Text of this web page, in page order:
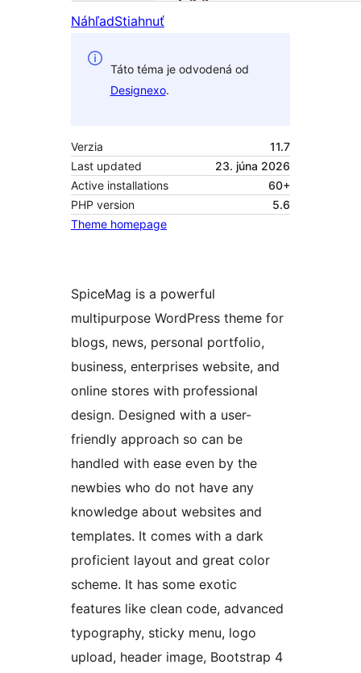
NáhľadStiahnuť
Táto téma je odvodená od
Designexo.
Verzia
11.7
Last updated
23. júna 2026
Active installations
60+
PHP version
5.6
Theme homepage
SpiceMag is a powerful
multipurpose WordPress theme for
blogs, news, personal portfolio,
business, enterprises website, and
online stores with professional
design. Designed with a user-
friendly approach so can be
handled with ease even by the
newbies who do not have any
knowledge about websites and
templates. It comes with a dark
proficient layout and great color
scheme. It has some exotic
features like clean code, advanced
typography, sticky menu, logo
upload, header image, Bootstrap 4